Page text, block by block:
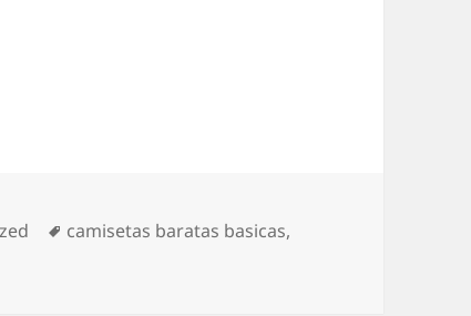
Etiquetas
camisetas baratas basicas,